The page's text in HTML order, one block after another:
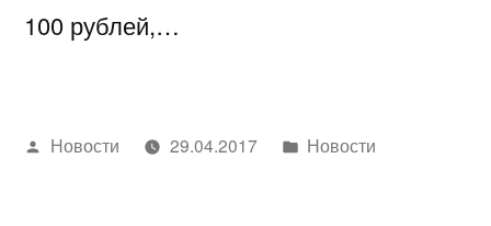
100 рублей,…
Написано
Новости 29.04.2017
Написано
Новости